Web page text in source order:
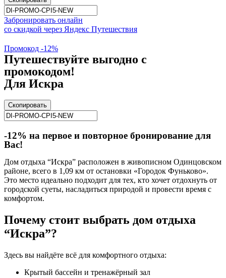
Забронировать онлайн
со скидкой через Яндекс Путешествия
Промокод -12%
Путешествуйте выгодно с
промокодом!
Для Искра
Скопировать
-12% на первое и повторное бронирование для
Вас!
Дом отдыха “Искра” расположен в живописном Одинцовском
районе, всего в 1,09 км от остановки «Городок Фуньково».
Это место идеально подходит для тех, кто хочет отдохнуть от
городской суеты, насладиться природой и провести время с
комфортом.
Почему стоит выбрать дом отдыха
“Искра”?
Здесь вы найдёте всё для комфортного отдыха:
Крытый бассейн и тренажёрный зал